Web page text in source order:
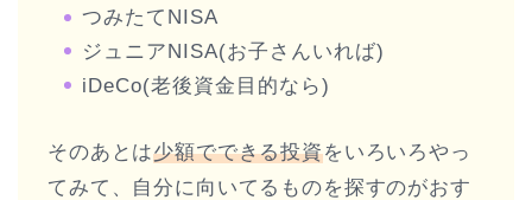
つみたてNISA
ジュニアNISA(お子さんいれば)
iDeCo(老後資金目的なら)
そのあとは少額でできる投資をいろいろやっ
てみて、自分に向いてるものを探すのがおす